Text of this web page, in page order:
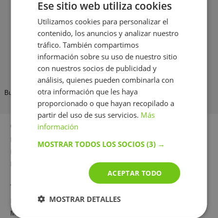
🔍Control de calidad de la enseñanza
Analizamos los comentarios de los alumnos y nos
comunicamos con los profesionales para mejorar
BuscaTuProfesor Profesor Profesor de dibujo lineal
Otras ciudades
Madrid
Las Palmas de Gran Canaria
Málaga
Cartagena
También estudian
Inglés
Química
Matemáticas
Ese sitio web utiliza cookies
Utilizamos cookies para personalizar el
contenido, los anuncios y analizar nuestro
tráfico. También compartimos
información sobre su uso de nuestro sitio
con nuestros socios de publicidad y
análisis, quienes pueden combinarla con
otra información que les haya
proporcionado o que hayan recopilado a
partir del uso de sus servicios. Más
información
MOSTRAR TODOS LOS SOCIOS(3) →
ACEPTAR TODO
MOSTRAR DETALLES